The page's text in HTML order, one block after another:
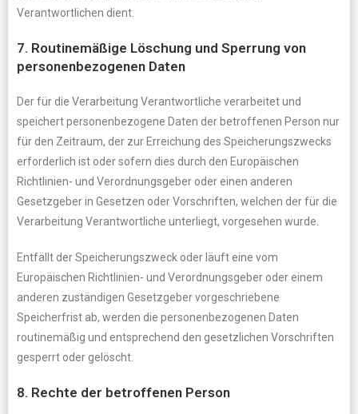
Verantwortlichen dient.
7. Routinemäßige Löschung und Sperrung von
personenbezogenen Daten
Der für die Verarbeitung Verantwortliche verarbeitet und
speichert personenbezogene Daten der betroffenen Person nur
für den Zeitraum, der zur Erreichung des Speicherungszwecks
erforderlich ist oder sofern dies durch den Europäischen
Richtlinien- und Verordnungsgeber oder einen anderen
Gesetzgeber in Gesetzen oder Vorschriften, welchen der für die
Verarbeitung Verantwortliche unterliegt, vorgesehen wurde.
Entfällt der Speicherungszweck oder läuft eine vom
Europäischen Richtlinien- und Verordnungsgeber oder einem
anderen zuständigen Gesetzgeber vorgeschriebene
Speicherfrist ab, werden die personenbezogenen Daten
routinemäßig und entsprechend den gesetzlichen Vorschriften
gesperrt oder gelöscht.
8. Rechte der betroffenen Person